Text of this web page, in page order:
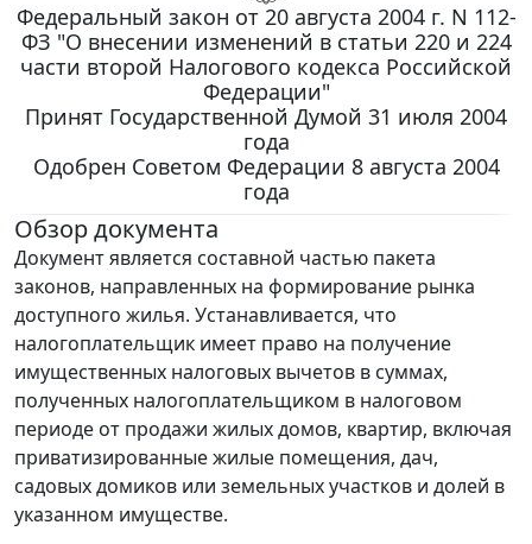
Федеральный закон от 20 августа 2004 г. N 112-
ФЗ "О внесении изменений в статьи 220 и 224
части второй Налогового кодекса Российской
Федерации"
Принят Государственной Думой 31 июля 2004
года
Одобрен Советом Федерации 8 августа 2004
года
Обзор документа
Документ является составной частью пакета
законов, направленных на формирование рынка
доступного жилья. Устанавливается, что
налогоплательщик имеет право на получение
имущественных налоговых вычетов в суммах,
полученных налогоплательщиком в налоговом
периоде от продажи жилых домов, квартир, включая
приватизированные жилые помещения, дач,
садовых домиков или земельных участков и долей в
указанном имуществе.